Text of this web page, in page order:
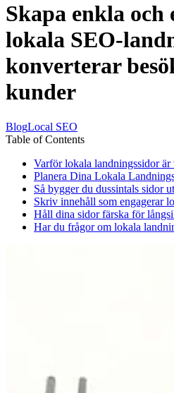
Skapa enkla och
lokala SEO-
konverterar
kunder
BlogLocal SEO
Table of Contents
Varför lokala landningssidor är
Planera Dina Lokala
Så bygger du dussintals sidor
Skriv innehåll som engagerar
Håll dina sidor färska för
Har du frågor om lokala